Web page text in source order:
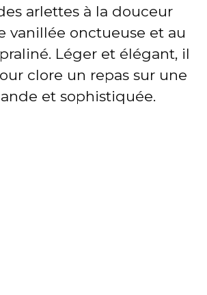
arlettes à la douceur
vanillée onctueuse et au
Léger et élégant, il
clore un repas sur une
et sophistiquée.